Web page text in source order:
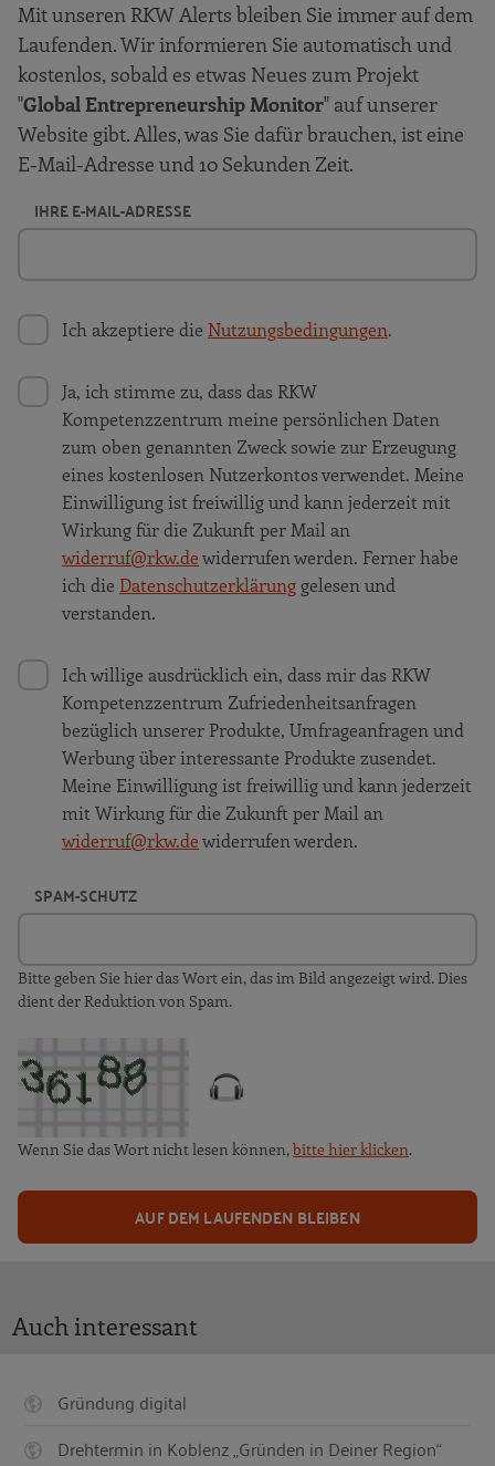
Mit unseren RKW Alerts bleiben Sie immer auf dem
Laufenden. Wir informieren Sie automatisch und
kostenlos, sobald es etwas Neues zum Projekt
"Global Entrepreneurship Monitor" auf unserer
Website gibt. Alles, was Sie dafür brauchen, ist eine
E-Mail-Adresse und 10 Sekunden Zeit.
IHRE E-MAIL-ADRESSE
Ich akzeptiere die Nutzungsbedingungen.
Ja, ich stimme zu, dass das RKW
Kompetenzzentrum meine persönlichen Daten
zum oben genannten Zweck sowie zur Erzeugung
eines kostenlosen Nutzerkontos verwendet. Meine
Einwilligung ist freiwillig und kann jederzeit mit
Wirkung für die Zukunft per Mail an
widerruf@rkw.dewiderrufen werden. Ferner habe
ich die Datenschutzerklärunggelesen und
verstanden.
Ich willige ausdrücklich ein, dass mir das RKW
Kompetenzzentrum Zufriedenheitsanfragen
bezüglich unserer Produkte, Umfrageanfragen und
Werbung über interessante Produkte zusendet.
Meine Einwilligung ist freiwillig und kann jederzeit
mit Wirkung für die Zukunft per Mail an
widerruf@rkw.dewiderrufen werden.
SPAM-SCHUTZ
Bitte geben Sie hier das Wort ein, das im Bild angezeigt wird. Dies
dient der Reduktion von Spam.
Wenn Sie das Wort nicht lesen können,bitte hier klicken.
AUF DEM LAUFENDEN BLEIBEN
Auch interessant
Gründung digital
Drehtermin in Koblenz „Gründen in Deiner Region“